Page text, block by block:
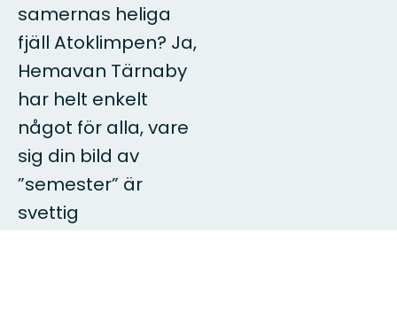
samernas heliga
fjäll Atoklimpen? Ja,
Hemavan Tärnaby
har helt enkelt
något för alla, vare
sig din bild av
”semester” är
svettig